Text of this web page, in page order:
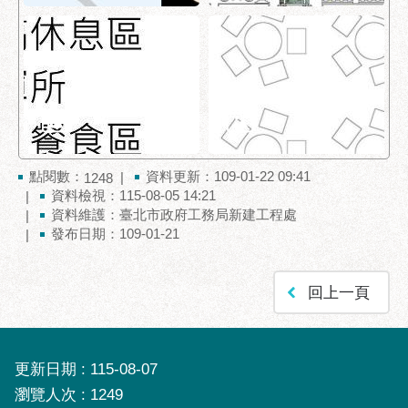
點閱數： 1248
資料更新：109-01-22 09:41
資料檢視：115-08-05 14:21
資料維護：臺北市政府工務局新建工程處
發布日期：109-01-21
回上一頁
更新日期
115-08-07
瀏覽人次
1249